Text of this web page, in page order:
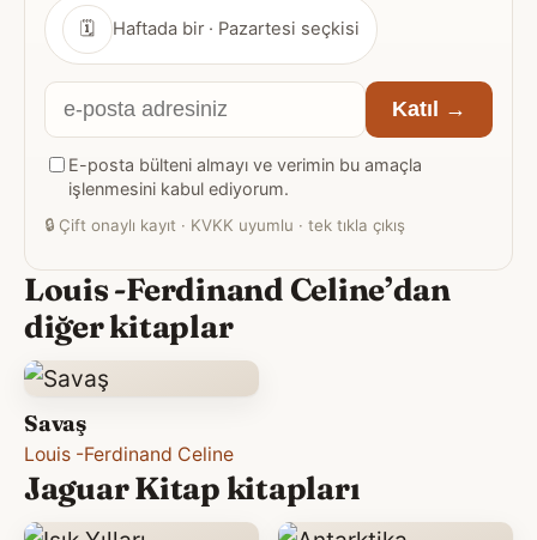
🗓 Haftada bir · Pazartesi seçkisi
E-
posta
adresiniz
Katıl →
E-posta bülteni almayı ve verimin bu amaçla
işlenmesini kabul ediyorum.
🔒 Çift onaylı kayıt · KVKK uyumlu · tek tıkla çıkış
Louis -Ferdinand Celine’dan
diğer kitaplar
Savaş
Louis -Ferdinand Celine
Jaguar Kitap kitapları